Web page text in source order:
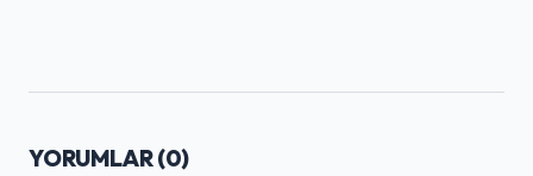
YORUMLAR (0)